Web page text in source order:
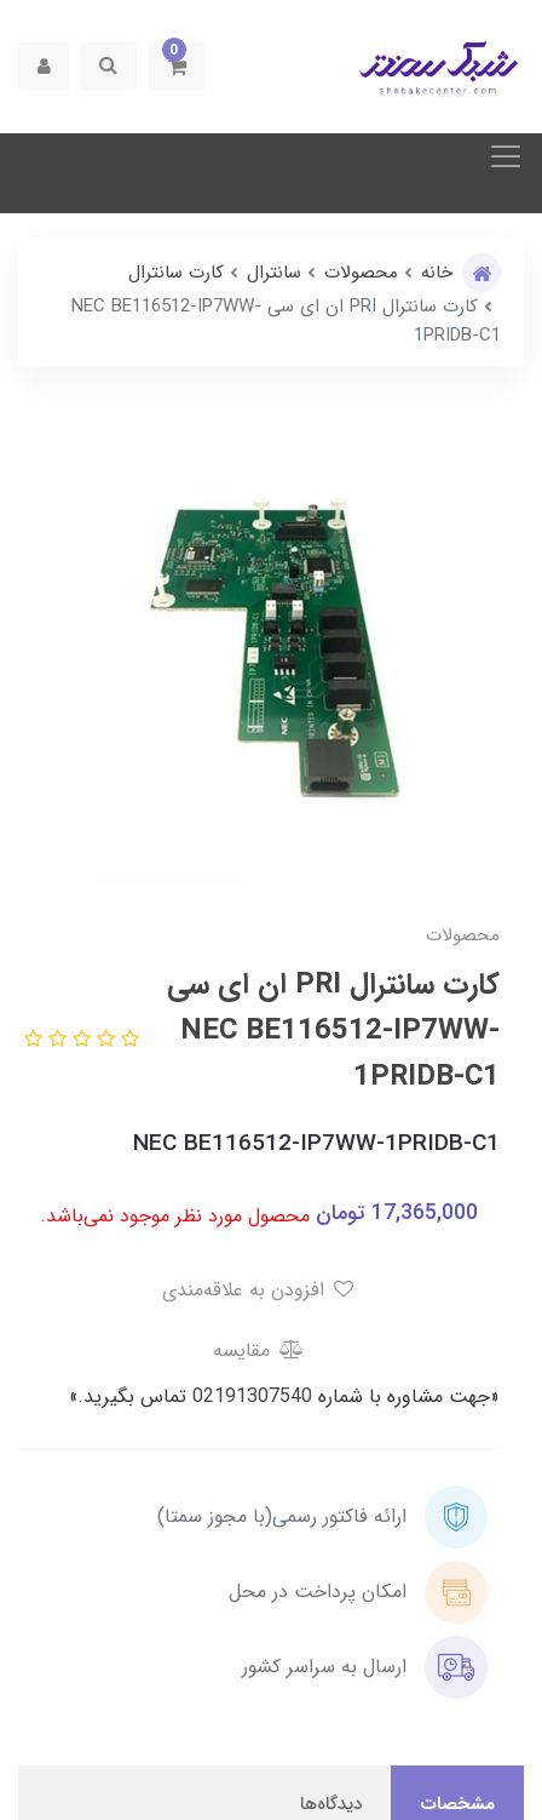
0
خانه محصولات سانترال
کارت سانترال
کارت سانترال PRI ان ای سی NEC BE116512-IP7WW-
1PRIDB-C1
محصولات
کارت سانترال PRI ان ای سی
NEC BE116512-IP7WW-
1PRIDB-C1
NEC BE116512-IP7WW-1PRIDB-C1
17,365,000 تومان محصول مورد نظر موجود نمی‌باشد.
مقایسه
«جهت مشاوره با شماره 02191307540 تماس بگیرید.»
ارائه فاکتور رسمی(با مجوز سمتا)
امکان پرداخت در محل
ارسال به سراسر کشور
مشخصات دیدگاه‌ها